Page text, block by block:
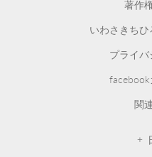
著作
いわさきち
プライ
関